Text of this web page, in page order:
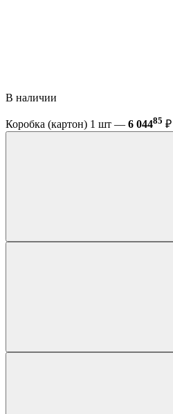
В наличии
Коробка (картон) 1 шт — 6 04485 ₽